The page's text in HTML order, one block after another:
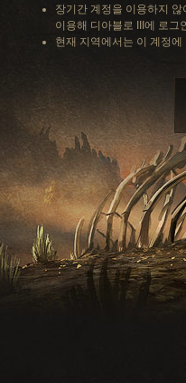
장기간 계정을 이용하지
이용해 디아블로 III에 로그
현재 지역에서는 이 계정